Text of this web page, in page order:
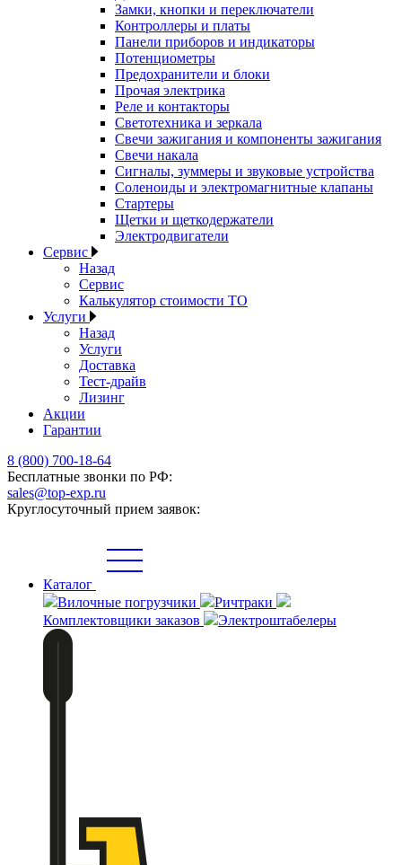
Замки, кнопки и переключатели
Контроллеры и платы
Панели приборов и индикаторы
Потенциометры
Предохранители и блоки
Прочая электрика
Реле и контакторы
Светотехника и зеркала
Свечи зажигания и компоненты зажигания
Свечи накала
Сигналы, зуммеры и звуковые устройства
Соленоиды и электромагнитные клапаны
Стартеры
Щетки и щеткодержатели
Электродвигатели
Сервис
Назад
Сервис
Калькулятор стоимости ТО
Услуги
Назад
Услуги
Доставка
Тест-драйв
Лизинг
Акции
Гарантии
8 (800) 700-18-64
Бесплатные звонки по РФ:
sales@top-exp.ru
Круглосуточный прием заявок:
Каталог
Вилочные погрузчики
Ричтраки
Комплектовщики заказов
Электроштабелеры